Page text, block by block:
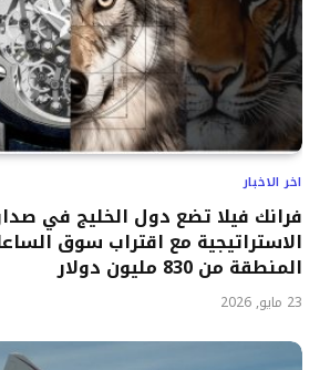
اخر الاخبار
فرانك فيلا تضع دول الخليج في
الاستراتيجية مع اقتراب سوق
المنطقة من 830 مليون دولار
23 مايو, 2026